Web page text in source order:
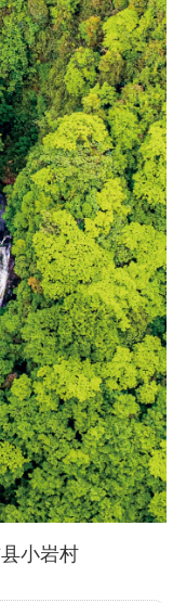
小岩村